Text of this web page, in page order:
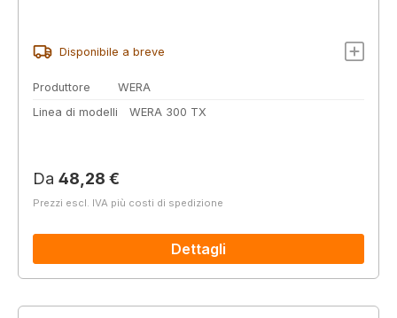
Disponibile a breve
Produttore
WERA
Linea di modelli
WERA 300 TX
Prezzo normale:
Da 48,28 €
Prezzi escl. IVA più costi di spedizione
Dettagli